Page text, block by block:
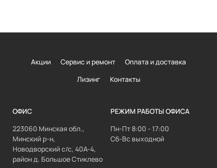
Акции Сервис и ремонт
Оплата и доставка
Лизинг
Контакты
ОФИС
223060 Минская обл.,
Минский р-н,
Новодворский с/с, 40А-4,
район д. Большое Стиклево
РЕЖИМ РАБОТЫ ОФИСА
Пн-Пт 8:00 - 17:00
Сб-Вс выходной